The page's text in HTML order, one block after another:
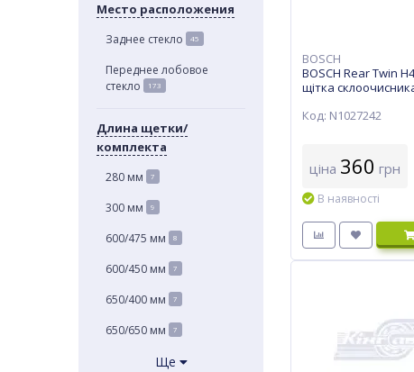
Место расположения
Заднее стекло 45
Переднее лобовое
стекло
173
Длина щетки/
комплекта
280 мм 7
300 мм 9
600/475 мм 8
600/450 мм 7
650/400 мм 7
650/650 мм 7
Ще
BOSCH
BOSCH Rear Twin
щітка
Код: N1027242
ціна 360 грн
В наявності